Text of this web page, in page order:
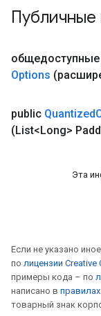
общедоступные
Options
public Quantized
(List<Long>
Эта
Если не указано
по лицензии
примеры кода – по
написано в
товарный знак